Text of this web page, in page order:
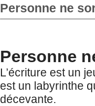
Personne ne
Personne
L’écriture est un
est un labyrinthe
décevante.